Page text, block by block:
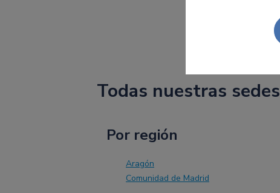
Todas nuestras sedes
Por región
Aragón
Comunidad de Madrid